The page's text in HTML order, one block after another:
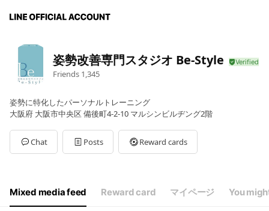
姿勢改善専門スタジオ Be-Style
Friends 1,345
姿勢に特化したパーソナルトレーニング
大阪府 大阪市中央区 備後町4-2-10 マルシンビルヂング2階
Chat Posts Reward cards
Mixed media feed Reward card マイページ You